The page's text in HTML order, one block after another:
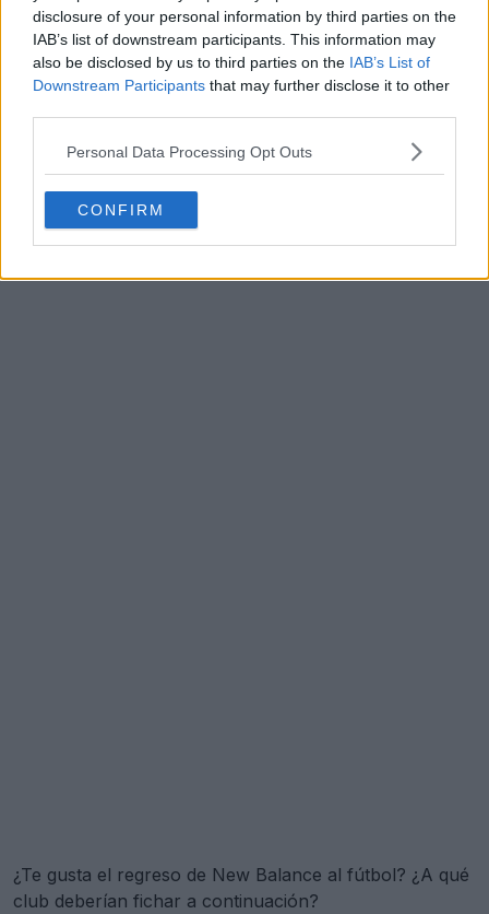
disclosure of your personal information by third parties on the
IAB’s list of downstream participants. This information may
also be disclosed by us to third parties on the IAB’s List of
Downstream Participants that may further disclose it to other
Personal Data Processing Opt Outs
CONFIRM
¿Te gusta el regreso de New Balance al fútbol? ¿A qué
club deberían fichar a continuación?